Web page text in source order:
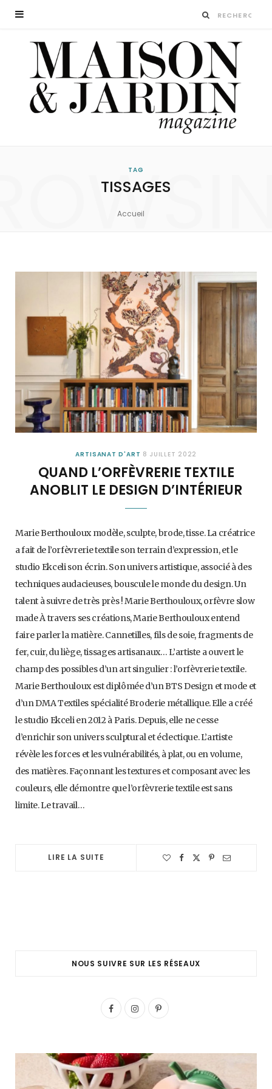
TAG
TISSAGES
Accueil
ARTISANAT D'ART 8 JUILLET 2022
QUAND L’ORFÈVRERIE TEXTILE
ANOBLIT LE DESIGN D’INTÉRIEUR
Marie Berthouloux modèle, sculpte, brode, tisse. La créatrice
a fait de l’orfèvrerie textile son terrain d’expression, et le
studio Ekceli son écrin. Son univers artistique, associé à des
techniques audacieuses, bouscule le monde du design. Un
talent à suivre de très près ! Marie Berthouloux, orfèvre slow
made À travers ses créations, Marie Berthouloux entend
faire parler la matière. Cannetilles, fils de soie, fragments de
fer, cuir, du liège, tissages artisanaux… L’artiste a ouvert le
champ des possibles d’un art singulier : l’orfèvrerie textile.
Marie Berthouloux est diplômée d’un BTS Design et mode et
d’un DMA Textiles spécialité Broderie métallique. Elle a créé
le studio Ekceli en 2012 à Paris. Depuis, elle ne cesse
d’enrichir son univers sculptural et éclectique. L’artiste
révèle les forces et les vulnérabilités, à plat, ou en volume,
des matières. Façonnant les textures et composant avec les
couleurs, elle démontre que l’orfèvrerie textile est sans
limite. Le travail…
LIRE LA SUITE
NOUS SUIVRE SUR LES RÉSEAUX
F
e
I
t
P
t